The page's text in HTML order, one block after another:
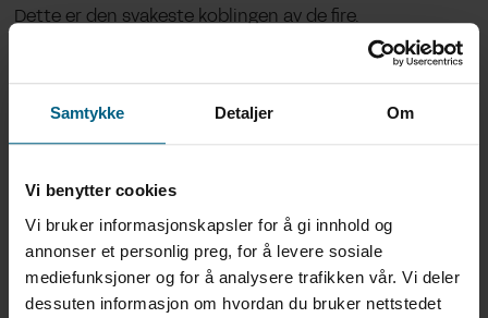
Samtykke Detaljer Om
Vi benytter cookies
Vi bruker informasjonskapsler for å gi innhold og
annonser et personlig preg, for å levere sosiale
mediefunksjoner og for å analysere trafikken vår. Vi deler
dessuten informasjon om hvordan du bruker nettstedet
Dette er den svakeste koblingen av de fire.
Avstand
ha stor praktisk betydning for hvor store ulemper
fysisk avstand, men i
stedet et uttrykk for hvor mye koordinering som må til
for å få gjennomført endringer på begge sider av en
kobling.